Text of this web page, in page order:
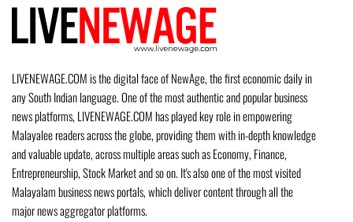
LIVENEWAGE.COM is the digital face of NewAge, the first economic daily in
any South Indian language. One of the most authentic and popular business
news platforms, LIVENEWAGE.COM has played key role in empowering
Malayalee readers across the globe, providing them with in-depth knowledge
and valuable update, across multiple areas such as Economy, Finance,
Entrepreneurship, Stock Market and so on. It's also one of the most visited
Malayalam business news portals, which deliver content through all the
major news aggregator platforms.